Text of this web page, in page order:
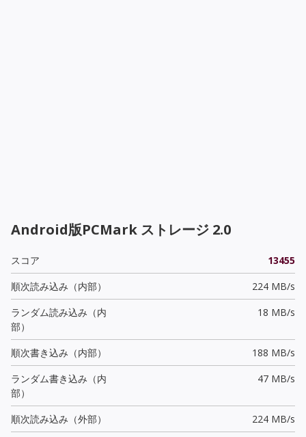
Android版PCMark ストレージ 2.0
スコア
13455
順次読み込み（内部）
224 MB/s
ランダム読み込み（内
部）
18 MB/s
順次書き込み（内部）
188 MB/s
ランダム書き込み（内
部）
47 MB/s
順次読み込み（外部）
224 MB/s